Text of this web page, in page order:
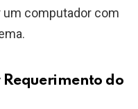
um computador com
Requerimento do